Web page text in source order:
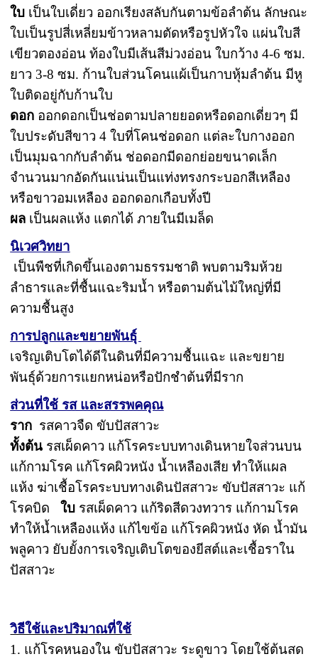
ใบ เป็นใบเดี่ยว ออกเรียงสลับกันตามข้อลำต้น ลักษณะ
ใบเป็นรูปสี่เหลี่ยมข้าวหลามตัดหรือรูปหัวใจ แผ่นใบสี
เขียวตองอ่อน ท้องใบมีเส้นสีม่วงอ่อน ใบกว้าง 4-6 ซม.
ยาว 3-8 ซม. ก้านใบส่วนโคนแผ้เป็นกาบหุ้มลำต้น มีหู
ใบติดอยู่กับก้านใบ
ดอก ออกดอกเป็นช่อตามปลายยอดหรือดอกเดี่ยวๆ มี
ใบประดับสีขาว 4 ใบที่โคนช่อดอก แต่ละใบกางออก
เป็นมุมฉากกับลำต้น ช่อดอกมีดอกย่อยขนาดเล็ก
จำนวนมากอัดกันแน่นเป็นแท่งทรงกระบอกสีเหลือง
หรือขาวอมเหลือง ออกดอกเกือบทั้งปี
ผล เป็นผลแห้ง แตกได้ ภายในมีเมล็ด
นิเวศวิทยา
เป็นพืชที่เกิดขึ้นเองตามธรรมชาติ พบตามริมห้วย
ลำธารและที่ชื้นแฉะริมน้ำ หรือตามต้นไม้ใหญ่ที่มี
ความชื้นสูง
การปลูกและขยายพันธุ์
เจริญเติบโตได้ดีในดินที่มีความชื้นแฉะ และขยาย
พันธ์ุด้วยการแยกหน่อหรือปักชำต้นที่มีราก
ส่วนที่ใช้ รส และสรรพคคุณ
ราก รสคาวจืด ขับปัสสาวะ
ทั้งต้น รสเผ็ดคาว แก้โรคระบบทางเดินหายใจส่วนบน
แก้กามโรค แก้โรคผิวหนัง น้ำเหลืองเสีย ทำให้แผล
แห้ง ฆ่าเชื้อโรคระบบทางเดินปัสสาวะ ขับปัสสาวะ แก้
โรคบิดใบ รสเผ็ดคาว แก้ริดสีดวงทวาร แก้กามโรค
ทำให้น้ำเหลืองแห้ง แก้ไขข้อ แก้โรคผิวหนัง หัด น้ำมัน
พลูคาว ยับยั้งการเจริญเติบโตของยีสต์และเชื้อราใน
ปัสสาวะ
วิธีใช้และปริมาณที่ใช้
1. แก้โรคหนองใน ขับปัสสาวะ ระดูขาว โดยใช้ต้นสด